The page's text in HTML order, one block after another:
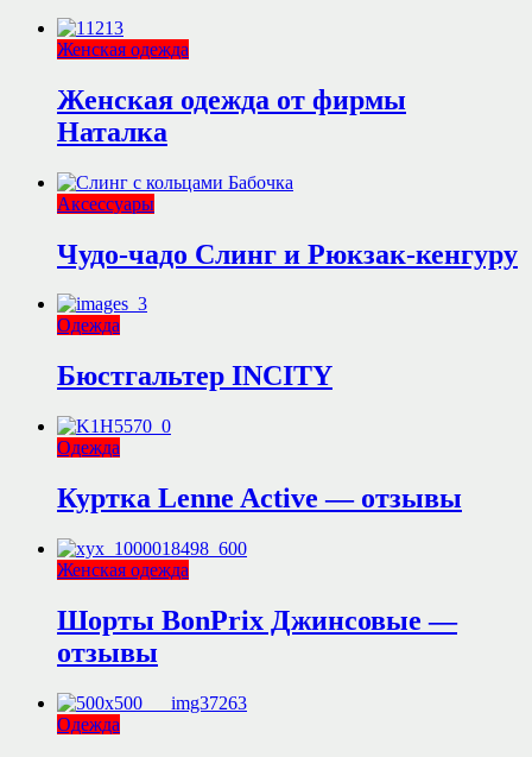
Женская одежда
Женская одежда от фирмы
Наталка
Аксессуары
Чудо-чадо Слинг и Рюкзак-кенгуру
Одежда
Бюстгальтер INCITY
Одежда
Куртка Lenne Active — отзывы
Женская одежда
Шорты BonPrix Джинсовые —
отзывы
Одежда